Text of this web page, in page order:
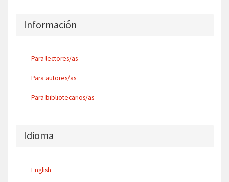
Información
Para lectores/as
Para autores/as
Para bibliotecarios/as
Idioma
English